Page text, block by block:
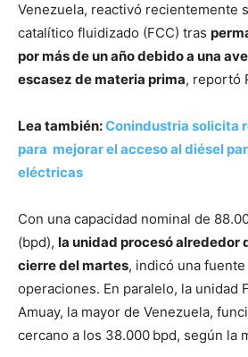
Venezuela, reactivó recientemente
catalítico fluidizado (FCC) tras
por más de un año debido a una
escasez de materia prima, reportó
Lea también:Conindustria solicita
para mejorar el acceso al diésel
eléctricas
Con una capacidad nominal de
(bpd), la unidad procesó alrededor
cierre del martes, indicó una
operaciones. En paralelo, la unidad
Amuay, la mayor de Venezuela,
cercano a los 38.000 bpd, según la